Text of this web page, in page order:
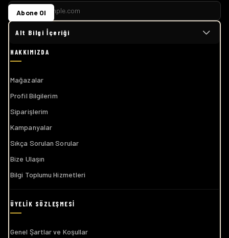
Alt Bilgi İçeriği
Mağazalar
Profil Bilgilerim
Siparişlerim
Kampanyalar
Sıkça Sorulan Sorular
Bize Ulaşın
Bilgi Toplumu Hizmetleri
Genel Şartlar ve Koşullar
Çerez Aydınlatma Metni